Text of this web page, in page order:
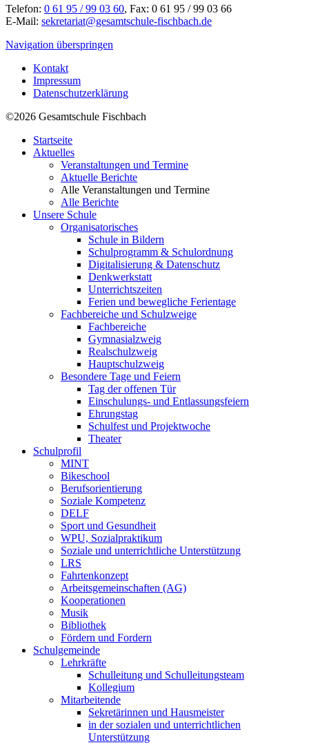
Telefon: 0 61 95 / 99 03 60, Fax: 0 61 95 / 99 03 66
E-Mail: sekretariat@gesamtschule-fischbach.de
Navigation überspringen
Kontakt
Impressum
Datenschutzerklärung
©2026 Gesamtschule Fischbach
Startseite
Aktuelles
Veranstaltungen und Termine
Aktuelle Berichte
Alle Veranstaltungen und Termine
Alle Berichte
Unsere Schule
Organisatorisches
Schule in Bildern
Schulprogramm & Schulordnung
Digitalisierung & Datenschutz
Denkwerkstatt
Unterrichtszeiten
Ferien und bewegliche Ferientage
Fachbereiche und Schulzweige
Fachbereiche
Gymnasialzweig
Realschulzweig
Hauptschulzweig
Besondere Tage und Feiern
Tag der offenen Tür
Einschulungs- und Entlassungsfeiern
Ehrungstag
Schulfest und Projektwoche
Theater
Schulprofil
MINT
Bikeschool
Berufsorientierung
Soziale Kompetenz
DELF
Sport und Gesundheit
WPU, Sozialpraktikum
Soziale und unterrichtliche Unterstützung
LRS
Fahrtenkonzept
Arbeitsgemeinschaften (AG)
Kooperationen
Musik
Bibliothek
Fördern und Fordern
Schulgemeinde
Lehrkräfte
Schulleitung und Schulleitungsteam
Kollegium
Mitarbeitende
Sekretärinnen und Hausmeister
in der sozialen und unterrichtlichen
Unterstützung